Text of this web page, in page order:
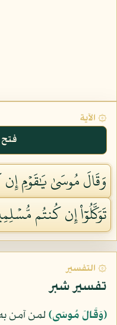
۞ الآية
وَقَالَ مُوسَىٰ يَٰقَوۡمِ إِن
تَوَكَّلُوٓاْ إِن كُنتُم
۞ التفسير
تفسير شبر
﴿وَقَالَ مُوسَى﴾لمن آمن